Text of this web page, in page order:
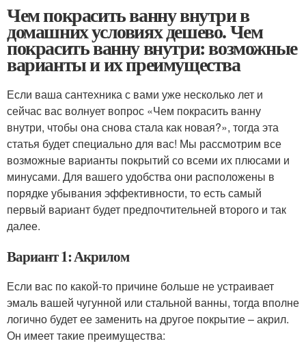
Чем покрасить ванну внутри в
домашних условиях дешево. Чем
покрасить ванну внутри: возможные
варианты и их преимущества
Если ваша сантехника с вами уже несколько лет и
сейчас вас волнует вопрос «Чем покрасить ванну
внутри, чтобы она снова стала как новая?», тогда эта
статья будет специально для вас! Мы рассмотрим все
возможные варианты покрытий со всеми их плюсами и
минусами. Для вашего удобства они расположены в
порядке убывания эффективности, то есть самый
первый вариант будет предпочтительней второго и так
далее.
Вариант 1: Акрилом
Если вас по какой-то причине больше не устраивает
эмаль вашей чугунной или стальной ванны, тогда вполне
логично будет ее заменить на другое покрытие – акрил.
Он имеет такие преимущества: